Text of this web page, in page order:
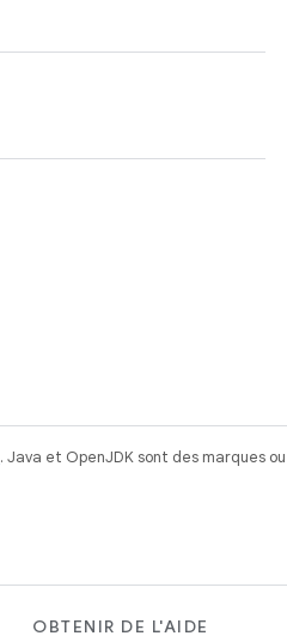
. Java et OpenJDK sont des marques ou
OBTENIR DE L'AIDE